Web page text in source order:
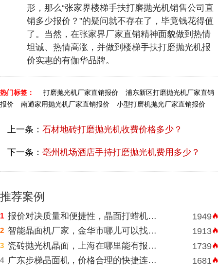
形，那么“张家界楼梯手扶打磨抛光机销售公司直
销多少报价？”的疑问就不存在了，毕竟钱花得值
了。当然，在张家界厂家直销精神面貌做到热情
坦诚、热情高涨，并做到楼梯手扶打磨抛光机报
价实惠的有伽华品牌。
热门标签： 打磨抛光机厂家直销报价
浦东新区打磨抛光机厂家直销
报价
南通家用抛光机厂家直销报价 小型打磨机抛光厂家直销报价
上一条： 石材地砖打磨抛光机收费价格多少？
下一条： 亳州机场酒店手持打磨抛光机费用多少？
推荐案例
1 报价对决质量和便捷性，晶面打蜡机河南挑选需明智判断 1949
2 智能晶面机厂家，金华市哪儿可以找到价格表合理水磨石晶面机？ 1913
3 瓷砖抛光机晶面，上海在哪里能有报价合理高速晶面机？ 1739
4 广东步梯晶面机，价格合理的快捷连锁酒店水磨石晶面机 1681